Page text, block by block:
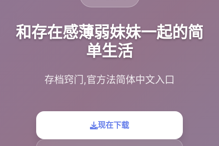
和存在感薄弱妹妹一起的简
单生活
存档窍门,官方法简体中文入口
现在下载